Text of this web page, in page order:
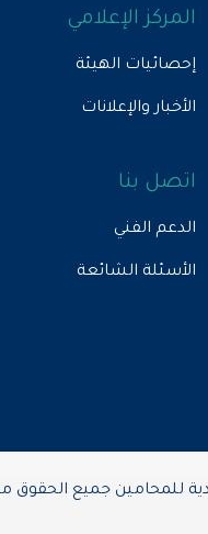
المركز الإعلامي
إحصائيات الهيئة
الأخبار والإعلانات
اتصل بنا
الدعم الفني
الأسئلة الشائعة
للمحامين جميع الحقوق